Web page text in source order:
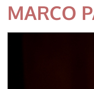
MARCO